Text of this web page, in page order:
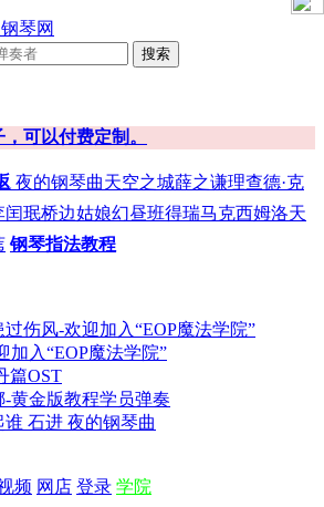
搜索
可以付费定制。
夜的钢琴曲天空之城薛之谦理查德·克
闰珉桥边姑娘幻昼班得瑞马克西姆洛天
钢琴指法教程
伤风-欢迎加入“EOP魔法学院”
加入“EOP魔法学院”
篇OST
黄金版教程学员弹奏
石进 夜的钢琴曲
频 网店 登录 学院